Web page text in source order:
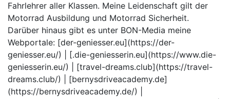
Fahrlehrer aller Klassen. Meine Leidenschaft gilt der
Motorrad Ausbildung und Motorrad Sicherheit.
Darüber hinaus gibt es unter BON-Media meine
Webportale: [der-geniesser.eu](https://der-
geniesser.eu/) | [.die-geniesserin.eu](https://www.die-
geniesserin.eu/) | [travel-dreams.club](https://travel-
dreams.club/) | [bernysdriveacademy.de]
(https://bernysdriveacademy.de/) |